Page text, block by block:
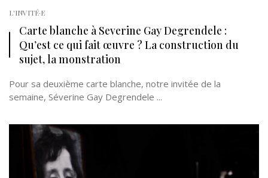
L'INVITÉ·E
Carte blanche à Severine Gay Degrendele :
Qu’est ce qui fait œuvre ? La construction du
sujet, la monstration
Pour sa deuxième carte blanche, notre invitée de la
semaine, Séverine Gay Degrendele ...